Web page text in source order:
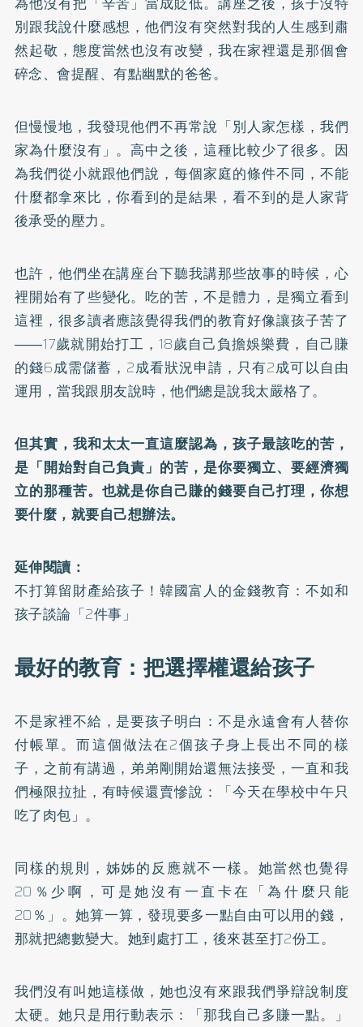
別跟我說什麼感想，他們沒有突然對我的人生感到肅
然起敬，態度當然也沒有改變，我在家裡還是那個會
碎念、會提醒、有點幽默的爸爸。
但慢慢地，我發現他們不再常說「別人家怎樣，我們
家為什麼沒有」。高中之後，這種比較少了很多。因
為我們從小就跟他們說，每個家庭的條件不同，不能
什麼都拿來比，你看到的是結果，看不到的是人家背
後承受的壓力。
也許，他們坐在講座台下聽我講那些故事的時候，心
裡開始有了些變化。吃的苦，不是體力，是獨立看到
這裡，很多讀者應該覺得我們的教育好像讓孩子苦了
――17歲就開始打工，18歲自己負擔娛樂費，自己賺
的錢6成需儲蓄，2成看狀況申請，只有2成可以自由
運用，當我跟朋友說時，他們總是說我太嚴格了。
但其實，我和太太一直這麼認為，孩子最該吃的苦，
是「開始對自己負責」的苦，是你要獨立、要經濟獨
立的那種苦。也就是你自己賺的錢要自己打理，你想
要什麼，就要自己想辦法。
延伸閱讀：
不打算留財產給孩子！韓國富人的金錢教育：不如和
孩子談論「2件事」
最好的教育：把選擇權還給孩子
不是家裡不給，是要孩子明白：不是永遠會有人替你
付帳單。而這個做法在2個孩子身上長出不同的樣
子，之前有講過，弟弟剛開始還無法接受，一直和我
們極限拉扯，有時候還賣慘說：「今天在學校中午只
吃了肉包」。
同樣的規則，姊姊的反應就不一樣。她當然也覺得
20％少啊，可是她沒有一直卡在「為什麼只能
20％」。她算一算，發現要多一點自由可以用的錢，
那就把總數變大。她到處打工，後來甚至打2份工。
我們沒有叫她這樣做，她也沒有來跟我們爭辯說制度
太硬。她只是用行動表示：「那我自己多賺一點。」